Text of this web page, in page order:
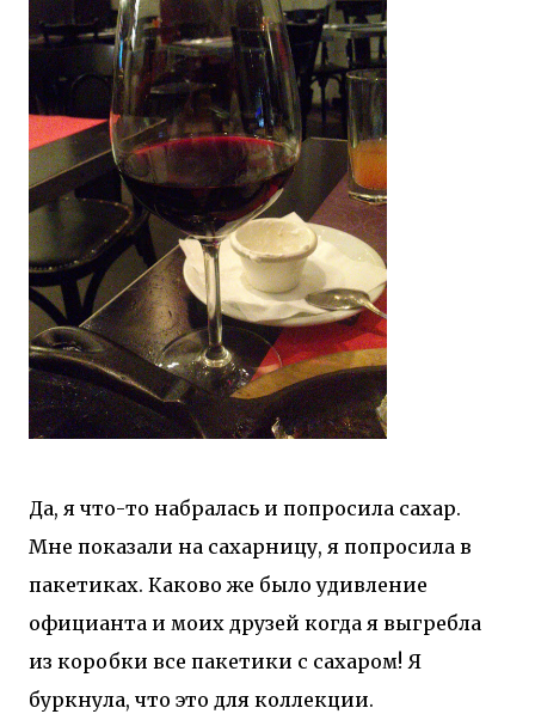
Да, я что-то набралась и попросила сахар.
Мне показали на сахарницу, я попросила в
пакетиках. Каково же было удивление
официанта и моих друзей когда я выгребла
из коробки все пакетики с сахаром! Я
буркнула, что это для коллекции.